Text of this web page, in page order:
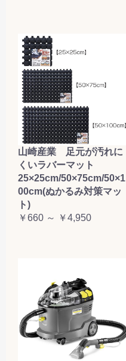
山崎産業 足元が汚れに
くいラバーマット
25×25cm/50×75cm/50×1
00cm(ぬかるみ対策マッ
ト)
￥660 ～ ￥4,950